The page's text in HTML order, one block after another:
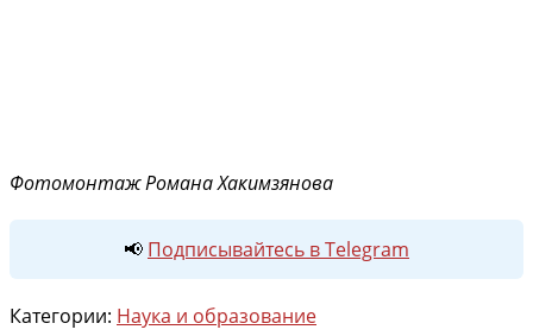
Фотомонтаж Романа Хакимзянова
📢 Подписывайтесь в Telegram
Категории: Наука и образование